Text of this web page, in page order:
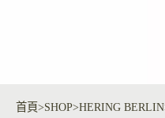
首頁 SHOP HERING BERLIN